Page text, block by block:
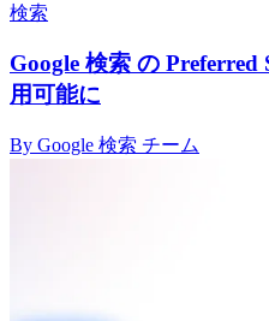
検索
Google 検索 の Preferred
用可能に
By Google 検索 チーム